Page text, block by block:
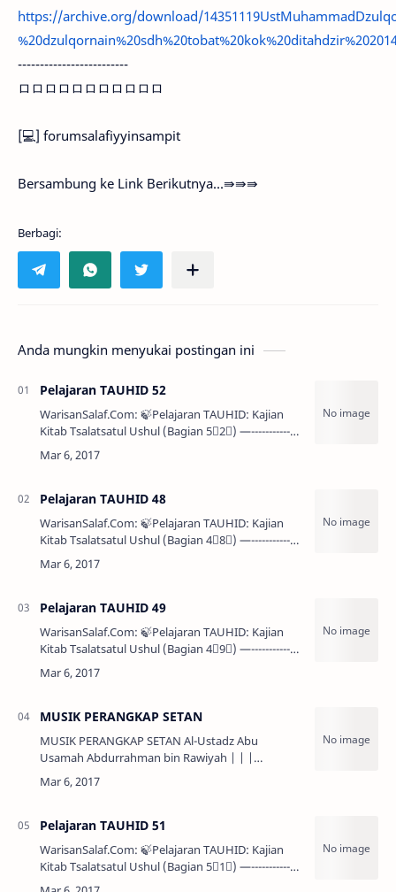
https://archive.org/download/
-------------------------
ロロロロロロロロロロロ
[💻] forumsalafiyyinsampit
Bersambung ke Link Berikutnya...⇛⇛⇛
Anda mungkin menyukai postingan ini
Pelajaran TAUHID 52
WarisanSalaf.Com: 🍃Pelajaran TAUHID: Kajian
Kitab Tsalatsatul Ushul (Bagian 5⃣2⃣) —--------------
-------------------------— 🌴 Asy-Syaikh Muh…
Pelajaran TAUHID 48
WarisanSalaf.Com: 🍃Pelajaran TAUHID: Kajian
Kitab Tsalatsatul Ushul (Bagian 4⃣8⃣) —--------------
-------------------------— 💢PENJELASAN: Ten…
Pelajaran TAUHID 49
WarisanSalaf.Com: 🍃Pelajaran TAUHID: Kajian
Kitab Tsalatsatul Ushul (Bagian 4⃣9⃣) —--------------
-------------------------— 🌴Asy-Syaikh Muha…
MUSIK PERANGKAP SETAN
MUSIK PERANGKAP SETAN Al-Ustadz Abu
Usamah Abdurrahman bin Rawiyah | | |
Peperangan demi peperangan yang dikobarkan
musuh-musuh Islam, dari zaman Rasulullah
Pelajaran TAUHID 51
WarisanSalaf.Com: 🍃Pelajaran TAUHID: Kajian
Kitab Tsalatsatul Ushul (Bagian 5⃣1⃣) —--------------
-------------------------— 💢 PENJELASAN …